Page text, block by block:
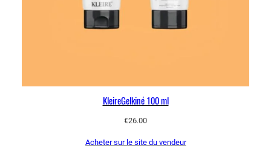
KleireGelkiné 100 ml
€26.00
Acheter sur le site du vendeur